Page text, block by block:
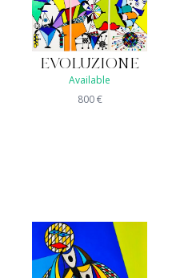
EVOLUZIONE
Available
800€